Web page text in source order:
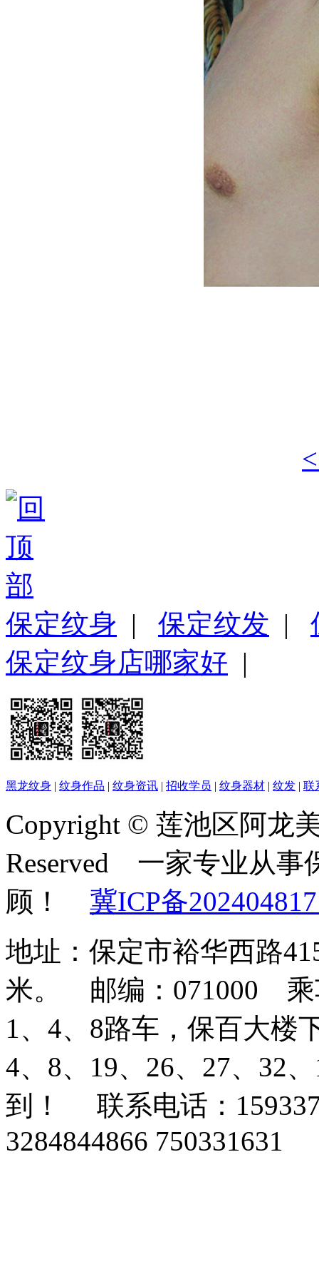
保定纹身 | 保定纹发 |
保定纹身店哪家好 |
黑龙纹身 | 纹身作品 | 纹身资讯 | 招收学员 | 纹身器材 | 纹发 | 联
Copyright © 莲池区阿龙
Reserved 一家专业从事
顾！ 冀ICP备
地址：保定市裕华西路
米。 邮编：071000 乘
1、4、8路车，保百大楼
4、8、19、26、27、32
到！ 联系电话：
3284844866 750331631